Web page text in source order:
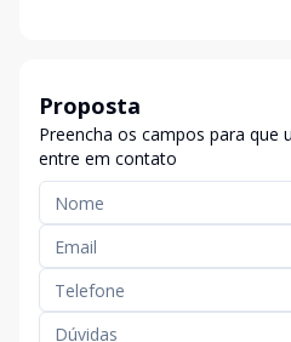
Proposta
Preencha os campos para que
entre em contato